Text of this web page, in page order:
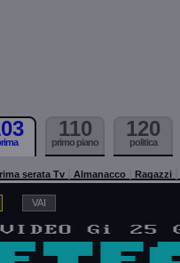
110
primo piano
120
politica
serata Tv Almanacco Ragazzi